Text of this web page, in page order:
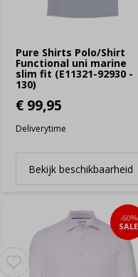
Pure Shirts Polo/Shirt
Functional uni marine
slim fit (E11321-92930 -
130)
€ 99,95
Deliverytime
Bekijk beschikbaarheid
-60%
SALE